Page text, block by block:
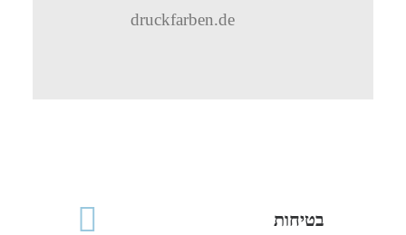
druckfarben.de
בטיחות